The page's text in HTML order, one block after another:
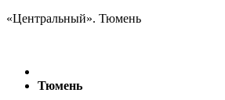
«Центральный». Тюмень
Тюмень